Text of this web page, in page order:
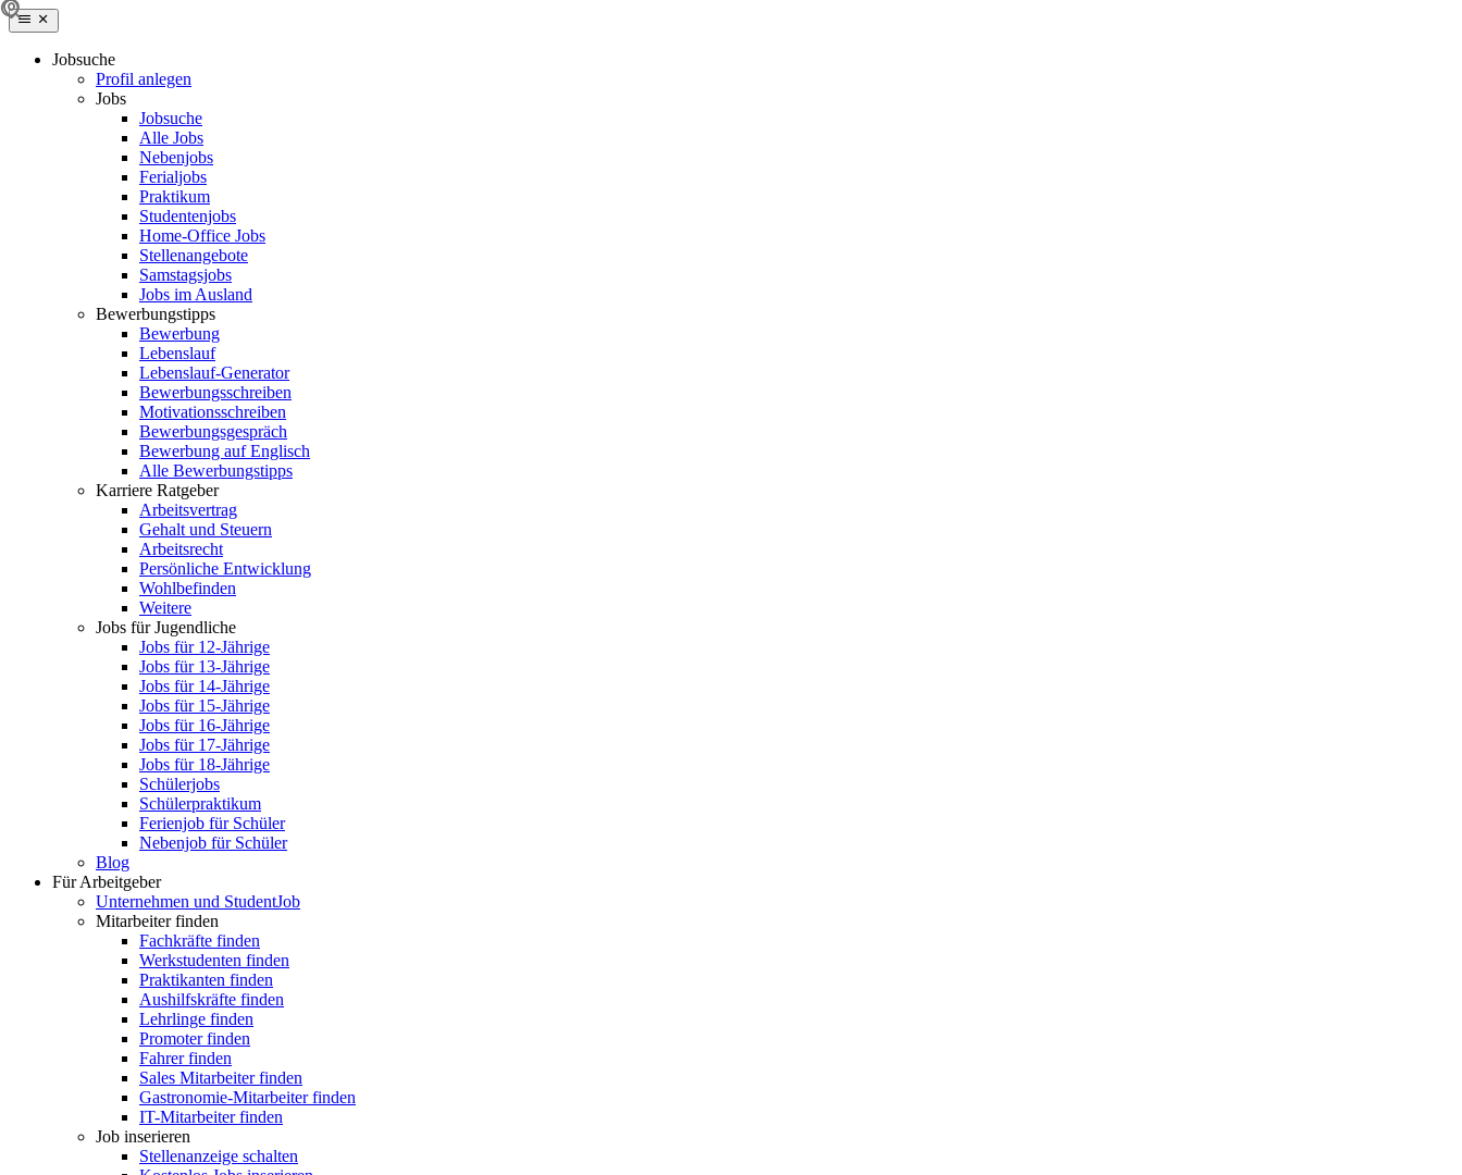
Jobsuche
Profil anlegen
Jobs
Jobsuche
Alle Jobs
Nebenjobs
Ferialjobs
Praktikum
Studentenjobs
Home-Office Jobs
Stellenangebote
Samstagsjobs
Jobs im Ausland
Bewerbungstipps
Bewerbung
Lebenslauf
Lebenslauf-Generator
Bewerbungsschreiben
Motivationsschreiben
Bewerbungsgespräch
Bewerbung auf Englisch
Alle Bewerbungstipps
Karriere Ratgeber
Arbeitsvertrag
Gehalt und Steuern
Arbeitsrecht
Persönliche Entwicklung
Wohlbefinden
Weitere
Jobs für Jugendliche
Jobs für 12-Jährige
Jobs für 13-Jährige
Jobs für 14-Jährige
Jobs für 15-Jährige
Jobs für 16-Jährige
Jobs für 17-Jährige
Jobs für 18-Jährige
Schülerjobs
Schülerpraktikum
Ferienjob für Schüler
Nebenjob für Schüler
Blog
Für Arbeitgeber
Unternehmen und StudentJob
Mitarbeiter finden
Fachkräfte finden
Werkstudenten finden
Praktikanten finden
Aushilfskräfte finden
Lehrlinge finden
Promoter finden
Fahrer finden
Sales Mitarbeiter finden
Gastronomie-Mitarbeiter finden
IT-Mitarbeiter finden
Job inserieren
Stellenanzeige schalten